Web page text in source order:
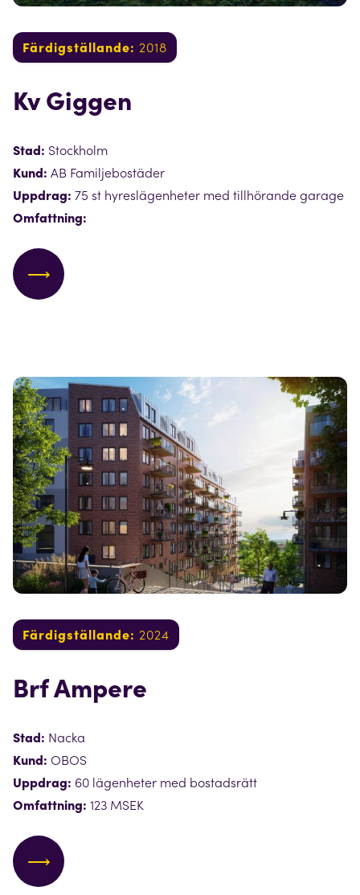
Färdigställande: 2018
Kv Giggen
Stad: Stockholm
Kund: AB Familjebostäder
Uppdrag: 75 st hyreslägenheter med tillhörande garage
Omfattning:
⟶
Färdigställande: 2024
Brf Ampere
Stad: Nacka
Kund: OBOS
Uppdrag: 60 lägenheter med bostadsrätt
Omfattning: 123 MSEK
⟶